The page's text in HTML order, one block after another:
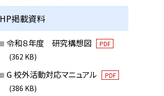
HP掲載資料
令和８年度 研究構想図 PDF
(362 KB)
G 校外活動対応マニュアル PDF
(386 KB)